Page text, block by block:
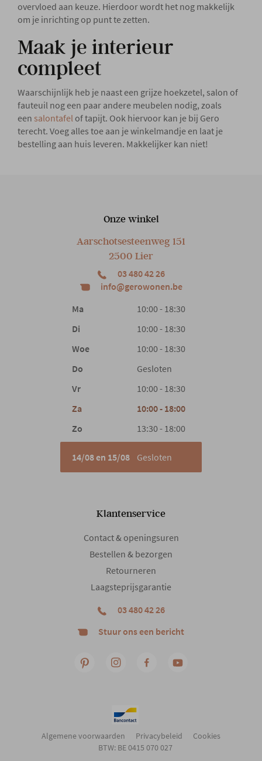
overvloed aan keuze. Hierdoor wordt het nog makkelijk
om je inrichting op punt te zetten.
Maak je interieur
compleet
Waarschijnlijk heb je naast een grijze hoekzetel, salon of
fauteuil nog een paar andere meubelen nodig, zoals
een salontafel of tapijt. Ook hiervoor kan je bij Gero
terecht. Voeg alles toe aan je winkelmandje en laat je
bestelling aan huis leveren. Makkelijker kan niet!
Onze winkel
Aarschotsesteenweg 151
2500 Lier
03 480 42 26
info@gerowonen.be
Ma
10:00 - 18:30
Di
10:00 - 18:30
Woe
10:00 - 18:30
Do
Gesloten
Vr
10:00 - 18:30
Za
10:00 - 18:00
Zo
13:30 - 18:00
14/08 en 15/08 Gesloten
Klantenservice
Contact & openingsuren
Bestellen & bezorgen
Retourneren
Laagsteprijsgarantie
03 480 42 26
Stuur ons een bericht
Algemene voorwaarden Privacybeleid
Cookies
BTW: BE 0415 070 027